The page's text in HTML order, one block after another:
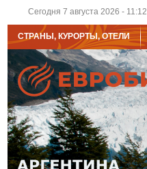
Сегодня 7 августа 2026 - 11:12
СТРАНЫ, КУРОРТЫ, ОТЕЛИ